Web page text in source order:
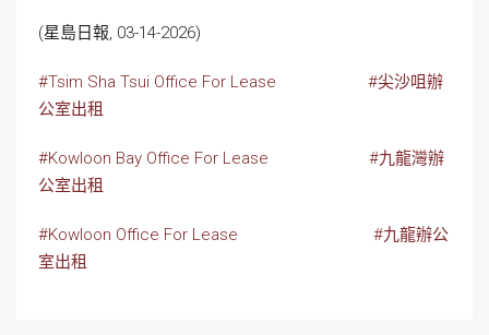
(星島日報, 03-14-2026)
#Tsim Sha Tsui Office For Lease
#尖沙咀辦
公室出租
#Kowloon Bay Office For Lease
#九龍灣辦
公室出租
#Kowloon Office For Lease
#九龍辦公
室出租